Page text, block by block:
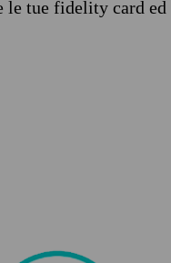
tue fidelity card